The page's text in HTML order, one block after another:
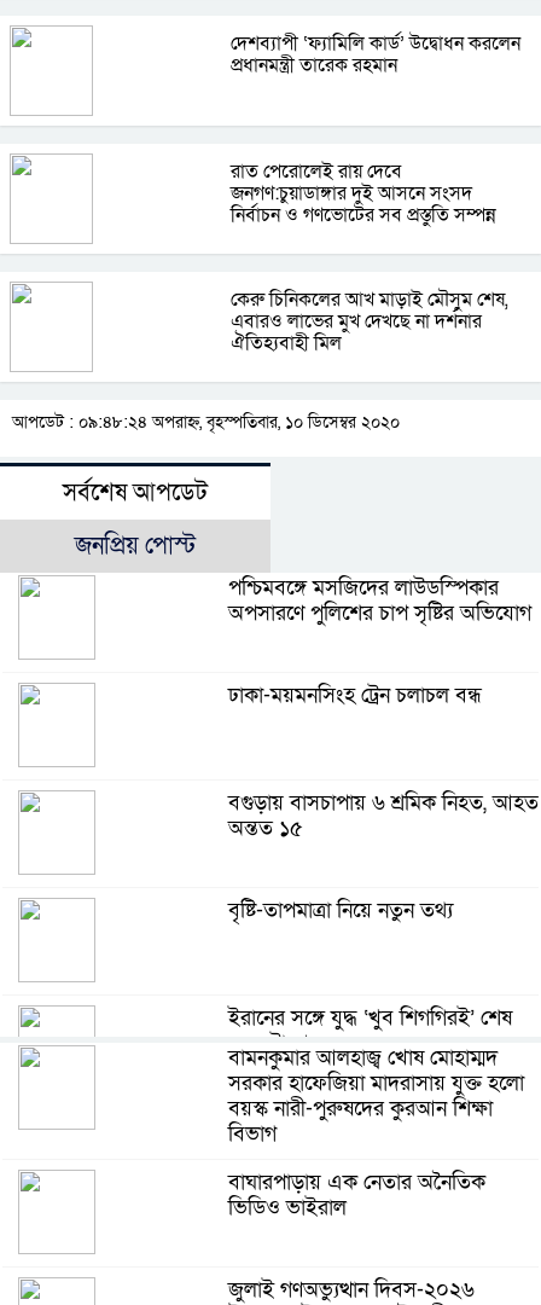
দেশব্যাপী ‘ফ্যামিলি কার্ড’ উদ্বোধন করলেন
প্রধানমন্ত্রী তারেক রহমান
রাত পেরোলেই রায় দেবে
জনগণ:চুয়াডাঙ্গার দুই আসনে সংসদ
নির্বাচন ও গণভোটের সব প্রস্তুতি সম্পন্ন
কেরু চিনিকলের আখ মাড়াই মৌসুম শেষ,
এবারও লাভের মুখ দেখছে না দর্শনার
ঐতিহ্যবাহী মিল
আপডেট : ০৯:৪৮:২৪ অপরাহ্ন, বৃহস্পতিবার, ১০ ডিসেম্বর ২০২০
সর্বশেষ আপডেট
জনপ্রিয় পোস্ট
পশ্চিমবঙ্গে মসজিদের লাউডস্পিকার
অপসারণে পুলিশের চাপ সৃষ্টির অভিযোগ
ঢাকা-ময়মনসিংহ ট্রেন চলাচল বন্ধ
বগুড়ায় বাসচাপায় ৬ শ্রমিক নিহত, আহত
অন্তত ১৫
বৃষ্টি-তাপমাত্রা নিয়ে নতুন তথ্য
ইরানের সঙ্গে যুদ্ধ ‘খুব শিগগিরই’ শেষ
হবে: ট্রাম্প
সিলেটে দুই বাসের সংঘর্ষে নিহত ৯
মেক্সিকো
বামনকুমার আলহাজ্ব খোষ মোহাম্মদ
সরকার হাফেজিয়া মাদরাসায় যুক্ত হলো
বয়স্ক নারী-পুরুষদের কুরআন শিক্ষা
বিভাগ
বাঘারপাড়ায় এক নেতার অনৈতিক
ভিডিও ভাইরাল
জুলাই গণঅভ্যুত্থান দিবস-২০২৬